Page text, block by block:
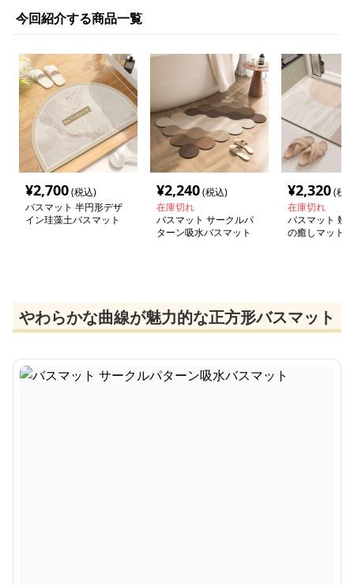
今回紹介する商品一覧
¥2,700(税込)
バスマット 半円形デザ
イン珪藻土バスマット
¥2,240(税込)
在庫切れ
バスマット サークルパ
ターン吸水バスマット
¥2,320(税
在庫切れ
バスマット 幾
の癒しマット
やわらかな曲線が魅力的な正方形バスマット